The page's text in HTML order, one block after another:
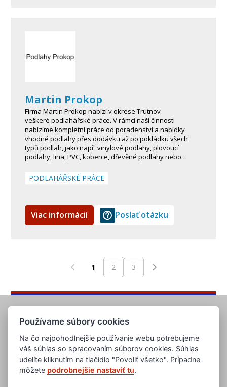
Martin Prokop
Firma Martin Prokop nabízí v okrese Trutnov
veškeré podlahářské práce. V rámci naší činnosti
nabízíme kompletní práce od poradenství a nabídky
vhodné podlahy přes dodávku až po pokládku všech
typů podlah, jako např. vinylové podlahy, plovoucí
podlahy, lina, PVC, koberce, dřevěné podlahy nebo…
PODLAHÁŘSKÉ PRÁCE
Viac informácií Poslať otázku
1 2 3
www.evropska-databanka.cz
Používame súbory cookies
Na čo najpohodlnejšie používanie webu potrebujeme
váš súhlas so spracovaním súborov cookies. Súhlas
udelíte kliknutím na tlačidlo "Povoliť všetko". Prípadne
môžete podrobnejšie nastaviť tu.